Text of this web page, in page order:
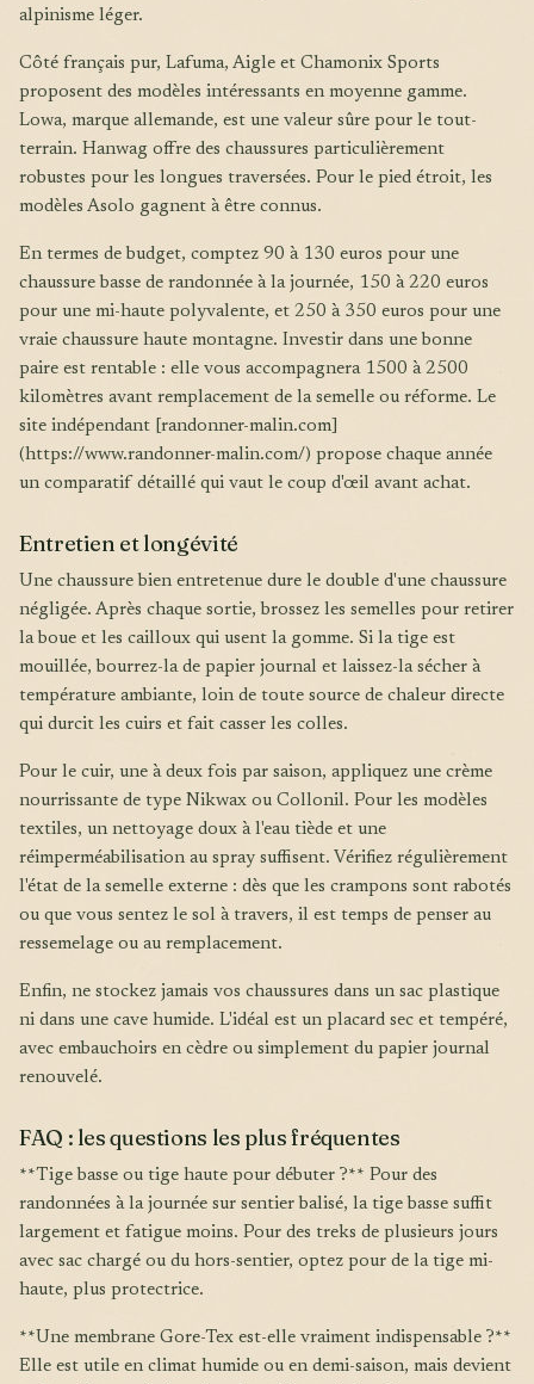
alpinisme léger.
Côté français pur, Lafuma, Aigle et Chamonix Sports
proposent des modèles intéressants en moyenne gamme.
Lowa, marque allemande, est une valeur sûre pour le tout-
terrain. Hanwag offre des chaussures particulièrement
robustes pour les longues traversées. Pour le pied étroit, les
modèles Asolo gagnent à être connus.
En termes de budget, comptez 90 à 130 euros pour une
chaussure basse de randonnée à la journée, 150 à 220 euros
pour une mi-haute polyvalente, et 250 à 350 euros pour une
vraie chaussure haute montagne. Investir dans une bonne
paire est rentable : elle vous accompagnera 1500 à 2500
kilomètres avant remplacement de la semelle ou réforme. Le
site indépendant [randonner-malin.com]
(https://www.randonner-malin.com/) propose chaque année
un comparatif détaillé qui vaut le coup d'œil avant achat.
Entretien et longévité
Une chaussure bien entretenue dure le double d'une chaussure
négligée. Après chaque sortie, brossez les semelles pour retirer
la boue et les cailloux qui usent la gomme. Si la tige est
mouillée, bourrez-la de papier journal et laissez-la sécher à
température ambiante, loin de toute source de chaleur directe
qui durcit les cuirs et fait casser les colles.
Pour le cuir, une à deux fois par saison, appliquez une crème
nourrissante de type Nikwax ou Collonil. Pour les modèles
textiles, un nettoyage doux à l'eau tiède et une
réimperméabilisation au spray suffisent. Vérifiez régulièrement
l'état de la semelle externe : dès que les crampons sont rabotés
ou que vous sentez le sol à travers, il est temps de penser au
ressemelage ou au remplacement.
Enfin, ne stockez jamais vos chaussures dans un sac plastique
ni dans une cave humide. L'idéal est un placard sec et tempéré,
avec embauchoirs en cèdre ou simplement du papier journal
renouvelé.
FAQ : les questions les plus fréquentes
**Tige basse ou tige haute pour débuter ?** Pour des
randonnées à la journée sur sentier balisé, la tige basse suffit
largement et fatigue moins. Pour des treks de plusieurs jours
avec sac chargé ou du hors-sentier, optez pour de la tige mi-
haute, plus protectrice.
**Une membrane Gore-Tex est-elle vraiment indispensable ?**
Elle est utile en climat humide ou en demi-saison, mais devient